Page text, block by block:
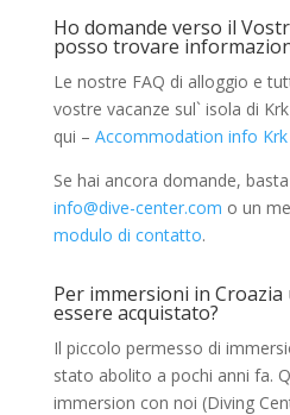
Ho domande verso il
posso trovare
Le nostre FAQ di alloggio e
vostre vacanze sul` isola di
qui – Accommodation info Krk
Se hai ancora domande,
info@dive-center.com o un
modulo di contatto.
Per immersioni in
essere acquistato?
Il piccolo permesso di
stato abolito a pochi anni fa.
immersion con noi (Diving